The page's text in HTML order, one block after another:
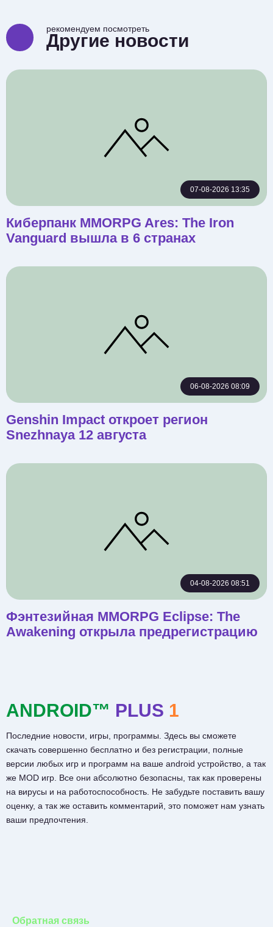
рекомендуем посмотреть
Другие новости
07-08-2026 13:35
Киберпанк MMORPG Ares: The Iron
Vanguard вышла в 6 странах
06-08-2026 08:09
Genshin Impact откроет регион
Snezhnaya 12 августа
04-08-2026 08:51
Фэнтезийная MMORPG Eclipse: The
Awakening открыла предрегистрацию
ANDROID™ PLUS 1
Последние новости, игры, программы. Здесь вы сможете
скачать совершенно бесплатно и без регистрации, полные
версии любых игр и программ на ваше android устройство, а так
же MOD игр. Все они абсолютно безопасны, так как проверены
на вирусы и на работоспособность. Не забудьте поставить вашу
оценку, а так же оставить комментарий, это поможет нам узнать
ваши предпочтения.
Обратная связь